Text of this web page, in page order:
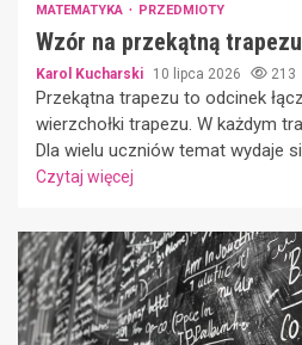
MATEMATYKA PRZEDMIOTY
Wzór na przekątną
Karol Kucharski 10 lipca 2026 213
Przekątna trapezu to odcinek
wierzchołki trapezu. W każdym
Dla wielu uczniów temat wydaje
Czytaj więcej